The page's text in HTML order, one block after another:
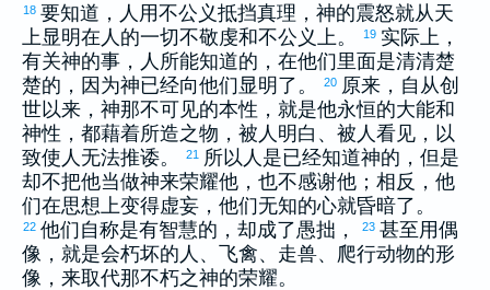
18 要知道，人用不公义抵挡真理，神的震怒就从天
上显明在人的一切不敬虔和不公义上。
19 实际上，
有关神的事，人所能知道的，在他们里面是清清楚
楚的，因为神已经向他们显明了。
20 原来，自从创
世以来，神那不可见的本性，就是他永恒的大能和
神性，都藉着所造之物，被人明白、被人看见，以
致使人无法推诿。
21
所以人是已经知道神的，但是
却不把他当做神来荣耀他，也不感谢他；相反，他
们在思想上变得虚妄，他们无知的心就昏暗了。
22 他们自称是有智慧的，却成了愚拙， 23 甚至用偶
像，就是会朽坏的人、飞禽、走兽、爬行动物的形
像，来取代那不朽之神的荣耀。